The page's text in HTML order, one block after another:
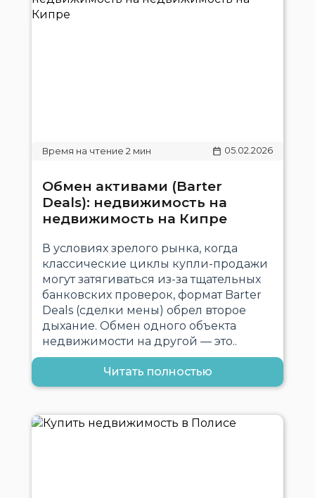
05.02.2026
Обмен активами (Barter
Deals): недвижимость на
недвижимость на Кипре
В условиях зрелого рынка, когда
классические циклы купли-продажи
могут затягиваться из-за тщательных
банковских проверок, формат Barter
Deals (сделки мены) обрел второе
дыхание. Обмен одного объекта
недвижимости на другой — это..
Читать полностью